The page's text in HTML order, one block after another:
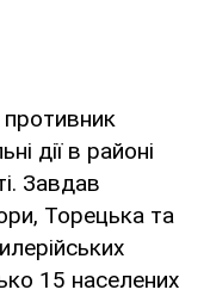
противник
дії в районі
Завдав
Торецька та
15 населених